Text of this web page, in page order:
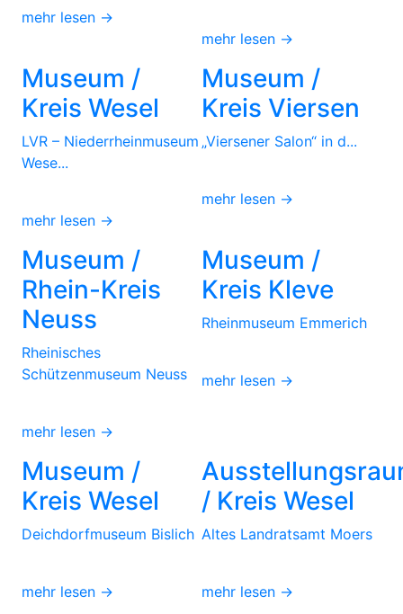
mehr lesen →
mehr lesen →
Museum /
Kreis Wesel
LVR – Niederrheinmuseum
Wese...
mehr lesen →
Museum /
Kreis Viersen
„Viersener Salon“ in d...
mehr lesen →
Museum /
Rhein-Kreis
Neuss
Rheinisches
Schützenmuseum Neuss
mehr lesen →
Museum /
Kreis Kleve
Rheinmuseum Emmerich
mehr lesen →
Museum /
Kreis Wesel
Deichdorfmuseum Bislich
mehr lesen →
/ Kreis Wesel
Altes Landratsamt Moers
mehr lesen →